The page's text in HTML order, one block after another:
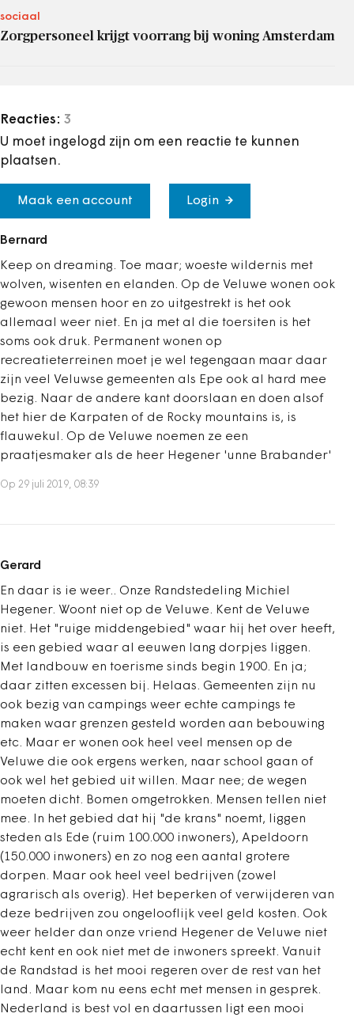
sociaal
Zorgpersoneel krijgt voorrang bij woning Amsterdam
Reacties: 3
U moet ingelogd zijn om een reactie te kunnen
plaatsen.
Maak een account Login
Bernard
Keep on dreaming. Toe maar; woeste wildernis met
wolven, wisenten en elanden. Op de Veluwe wonen ook
gewoon mensen hoor en zo uitgestrekt is het ook
allemaal weer niet. En ja met al die toersiten is het
soms ook druk. Permanent wonen op
recreatieterreinen moet je wel tegengaan maar daar
zijn veel Veluwse gemeenten als Epe ook al hard mee
bezig. Naar de andere kant doorslaan en doen alsof
het hier de Karpaten of de Rocky mountains is, is
flauwekul. Op de Veluwe noemen ze een
praatjesmaker als de heer Hegener 'unne Brabander'
Op 29 juli 2019, 08:39
Gerard
En daar is ie weer.. Onze Randstedeling Michiel
Hegener. Woont niet op de Veluwe. Kent de Veluwe
niet. Het "ruige middengebied" waar hij het over heeft,
is een gebied waar al eeuwen lang dorpjes liggen.
Met landbouw en toerisme sinds begin 1900. En ja;
daar zitten excessen bij. Helaas. Gemeenten zijn nu
ook bezig van campings weer echte campings te
maken waar grenzen gesteld worden aan bebouwing
etc. Maar er wonen ook heel veel mensen op de
Veluwe die ook ergens werken, naar school gaan of
ook wel het gebied uit willen. Maar nee; de wegen
moeten dicht. Bomen omgetrokken. Mensen tellen niet
mee. In het gebied dat hij "de krans" noemt, liggen
steden als Ede (ruim 100.000 inwoners), Apeldoorn
(150.000 inwoners) en zo nog een aantal grotere
dorpen. Maar ook heel veel bedrijven (zowel
agrarisch als overig). Het beperken of verwijderen van
deze bedrijven zou ongelooflijk veel geld kosten. Ook
weer helder dan onze vriend Hegener de Veluwe niet
echt kent en ook niet met de inwoners spreekt. Vanuit
de Randstad is het mooi regeren over de rest van het
land. Maar kom nu eens echt met mensen in gesprek.
Nederland is best vol en daartussen ligt een mooi